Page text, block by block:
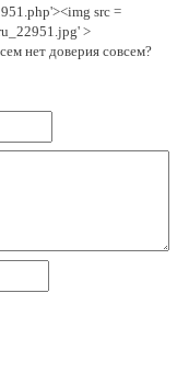
src =
>
нет доверия совсем?